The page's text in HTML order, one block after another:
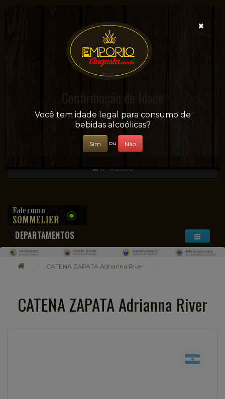
Sua conveniência e adega on-line!
0 - R$0,00
DEPARTAMENTOS
CATENA ZAPATA Adrianna River
CATENA ZAPATA Adrianna River
×
Confirmação de Idade
Você tem idade legal para consumo de
bebidas alcoólicas?
Sim ou Não